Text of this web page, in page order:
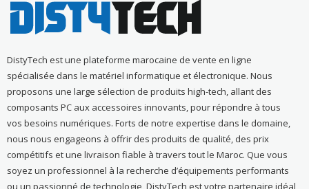
DistyTech est une plateforme marocaine de vente en ligne
spécialisée dans le matériel informatique et électronique. Nous
proposons une large sélection de produits high-tech, allant des
composants PC aux accessoires innovants, pour répondre à tous
vos besoins numériques. Forts de notre expertise dans le domaine,
nous nous engageons à offrir des produits de qualité, des prix
compétitifs et une livraison fiable à travers tout le Maroc. Que vous
soyez un professionnel à la recherche d’équipements performants